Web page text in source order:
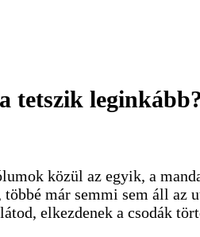
tetszik
közül az egyik, a
többé már semmi sem áll
elkezdenek a csodák